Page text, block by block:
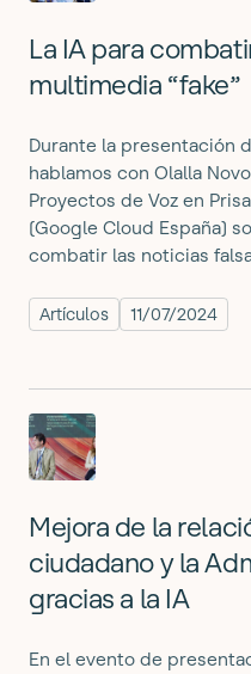
La IA para
multimedia “fake”
Durante la presentación
hablamos con Olalla
Proyectos de Voz en
(Google Cloud España)
combatir las noticias
Artículos 11/07/2024
Mejora de la
ciudadano y la
gracias a la IA
En el evento de